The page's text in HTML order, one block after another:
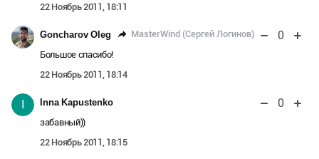
22 Ноябрь 2011, 18:11
Goncharov Oleg MasterWind (Сергей Логинов) 0
Большое спасибо!
22 Ноябрь 2011, 18:14
I Inna Kapustenko 0
забавный))
22 Ноябрь 2011, 18:15